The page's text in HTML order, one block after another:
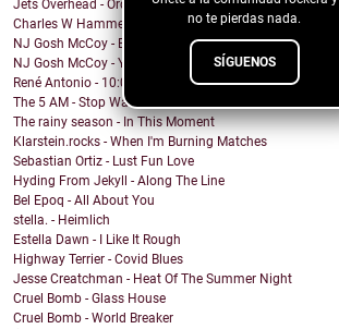
no te pierdas nada.
SÍGUENOS
Jets Overhead - Ordinary Dreamers
Charles W Hammell Jr – Dragonfly
NJ Gosh McCoy - Breakfast (Remix by NJ Gosh McCoy)
NJ Gosh McCoy - You're My Girl But You're My Man (...
René Antonio - 10:00 PM
The 5 AM - Stop Wait A Minute
The rainy season - In This Moment
Klarstein.rocks - When I'm Burning Matches
Sebastian Ortiz - Lust Fun Love
Hyding From Jekyll - Along The Line
Bel Epoq - All About You
stella. - Heimlich
Estella Dawn - I Like It Rough
Highway Terrier - Covid Blues
Jesse Creatchman - Heat Of The Summer Night
Cruel Bomb - Glass House
Cruel Bomb - World Breaker